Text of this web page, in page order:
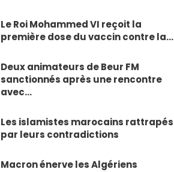
Le Roi Mohammed VI reçoit la
première dose du vaccin contre la…
Deux animateurs de Beur FM
sanctionnés après une rencontre
avec…
Les islamistes marocains rattrapés
par leurs contradictions
Macron énerve les Algériens